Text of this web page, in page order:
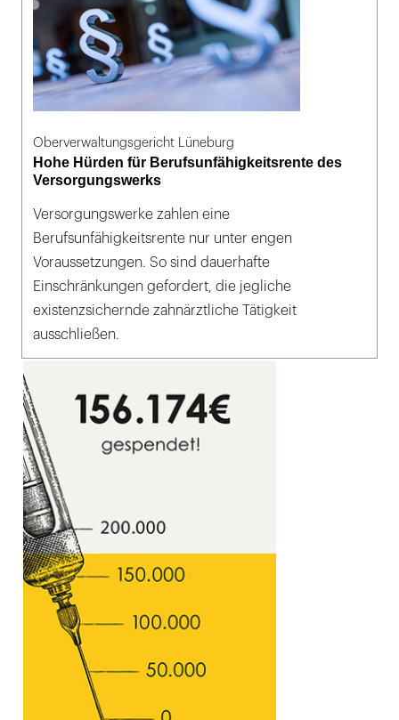
Oberverwaltungsgericht Lüneburg
Hohe Hürden für Berufsunfähigkeitsrente des
Versorgungswerks
Versorgungswerke zahlen eine
Berufsunfähigkeitsrente nur unter engen
Voraussetzungen. So sind dauerhafte
Einschränkungen gefordert, die jegliche
existenzsichernde zahnärztliche Tätigkeit
ausschließen.